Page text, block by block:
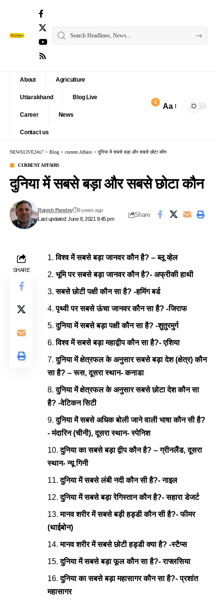
About Agriculture
Uttarakhand Blog Live
Career News
Contact us
8 Aa
NEWSLIVE24x7 > Blog > current Affairs > दुनिया में सबसे बड़ा और सबसे छोटा कौन
CURRENT AFFAIRS
दुनिया में सबसे बड़ा और सबसे छोटा कौन
Last updated: June 8, 2021 9:45 pm
Rajesh Pandey 9 years ago
Share
SHARE
विश्व में सबसे बड़ा जानवर कौन है? – ब्लू व्हेल
भूमि पर सबसे बड़ा जानवर कौन है?- अफ्रीकी हाथी
सबसे छोटी पक्षी कौन सा है? -हमिंग बर्ड
पृथ्वी पर सबसे ऊंचा जानवर कौन सा है? -जिराफ
दुनिया में सबसे बड़ा पक्षी कौन सा है? -शुतुरमुर्ग
विश्व में सबसे बड़ा महाद्वीप कौन सा है?- एशिया
दुनिया में क्षेत्रफल के अनुसार सबसे बड़ा देश (क्षेत्र) कौन
सा है? – रूस, दूसरा स्थान- कनाडा
दुनिया में क्षेत्रफल के अनुसार सबसे छोटा देश कौन सा
है? -वेटिकन सिटी
दुनिया में सबसे अधिक बोली जाने वाली भाषा कौन सी है?
- मंदारिन (चीनी), दूसरा स्थान- स्पेनिश
दुनिया का सबसे बड़ा द्वीप कौन है? – ग्रीनलैंड, दूसरा
स्थान- न्यू गिनी
दुनिया में सबसे लंबी नदी कौन सी है?- नाइल
दुनिया में सबसे बड़ा रेगिस्तान कौन है?- सहारा डेजर्ट
मानव शरीर में सबसे बड़ी हड्डी कौन सी है?- फीमर
(थाईबोन)
मानव शरीर में सबसे छोटी हड्डी क्या है? -स्टैप्स
दुनिया में सबसे बड़ा फूल कौन सा है?- राफ्लसिया
दुनिया का सबसे बड़ा महासागर कौन सा है?- प्रशांत
महासागर